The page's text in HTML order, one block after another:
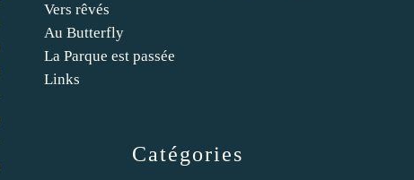
Catégories
Vers rêvés
Au Butterfly
La Parque est passée
Links